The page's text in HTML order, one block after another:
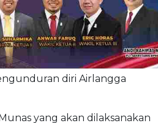
diri Airlangga
yang akan dilaksanakan